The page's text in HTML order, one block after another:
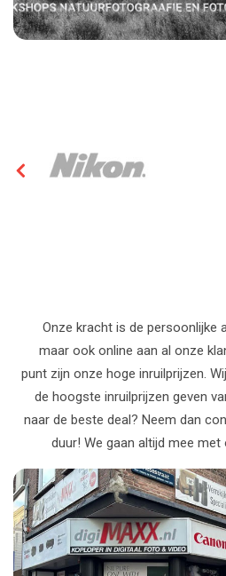
Onze kracht is de persoonlijke
maar ook online aan al onze
punt zijn onze hoge inruilprijzen.
de hoogste inruilprijzen geven
naar de beste deal? Neem dan
duur! We gaan altijd mee